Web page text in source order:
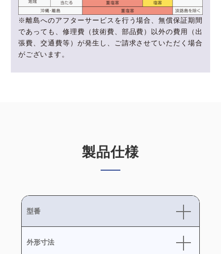
※離島へのアフターサービスを行う場合、無償保証期間
であっても、修理費（技術費、部品費）以外の費用（出
張費、交通費等）が発生し、ご請求させていただく場合
がございます。
製品仕様
型番
外形寸法